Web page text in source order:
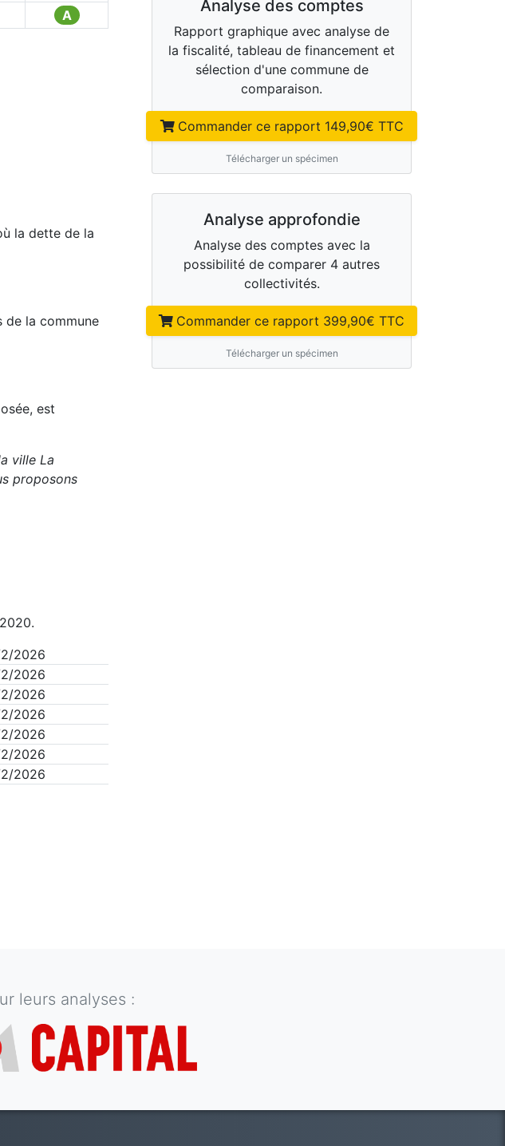
A
la dette de la
de la commune
est
ville La
proposons
2026
2026
2026
2026
2026
2026
2026
Analyse des comptes
Rapport graphique avec analyse de
la fiscalité, tableau de financement et
sélection d'une commune de
comparaison.
Commander ce rapport 149,90€ TTC
Télécharger un spécimen
Analyse approfondie
Analyse des comptes avec la
possibilité de comparer 4 autres
collectivités.
Commander ce rapport 399,90€ TTC
Télécharger un spécimen
leurs analyses :